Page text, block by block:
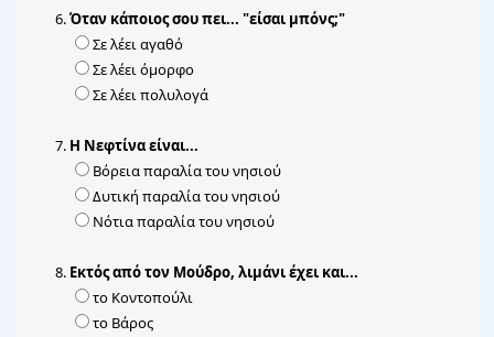
Όταν κάποιος σου πει... "είσαι μπόνς;"
Σε λέει αγαθό
Σε λέει όμορφο
Σε λέει πολυλογά
Η Νεφτίνα είναι...
Βόρεια παραλία του νησιού
Δυτική παραλία του νησιού
Νότια παραλία του νησιού
Εκτός από τον Μούδρο, λιμάνι έχει και...
το Κοντοπούλι
το Βάρος